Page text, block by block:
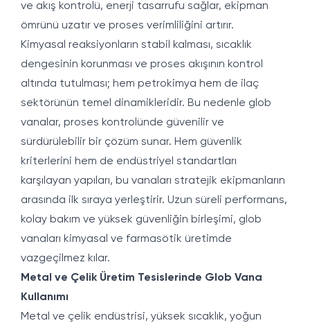
ve akış kontrolü, enerji tasarrufu sağlar, ekipman
ömrünü uzatır ve proses verimliliğini artırır.
Kimyasal reaksiyonların stabil kalması, sıcaklık
dengesinin korunması ve proses akışının kontrol
altında tutulması; hem petrokimya hem de ilaç
sektörünün temel dinamikleridir. Bu nedenle glob
vanalar, proses kontrolünde güvenilir ve
sürdürülebilir bir çözüm sunar. Hem güvenlik
kriterlerini hem de endüstriyel standartları
karşılayan yapıları, bu vanaları stratejik ekipmanların
arasında ilk sıraya yerleştirir. Uzun süreli performans,
kolay bakım ve yüksek güvenliğin birleşimi, glob
vanaları kimyasal ve farmasötik üretimde
vazgeçilmez kılar.
Metal ve Çelik Üretim Tesislerinde Glob Vana
Kullanımı
Metal ve çelik endüstrisi, yüksek sıcaklık, yoğun